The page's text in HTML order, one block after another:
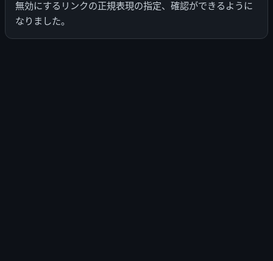
無効にするリンクの正規表現の指定、確認ができるように
なりました。